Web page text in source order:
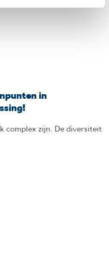
in
complex zijn. De diversiteit